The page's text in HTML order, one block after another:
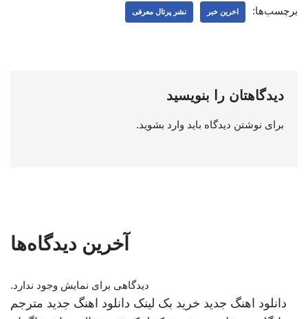
برچسب‌ها: اخرین خبر نشر پرتال معرفی
دیدگاهتان را بنویسید
برای نوشتن دیدگاه باید وارد بشوید.
آخرین دیدگاه‌ها
دیدگاهی برای نمایش وجود ندارد.
دانلود اهنگ جدید خرید بک لینک دانلود اهنگ جدید مترجم